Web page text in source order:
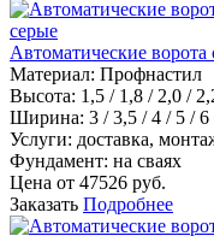
Автоматические
Материал: Профнастил
Высота: 1,5 / 1,8 / 2,0 /
Ширина: 3 / 3,5 / 4 / 5 /
Услуги: доставка,
Фундамент: на сваях
Цена от 47526 руб.
Заказать Подробнее